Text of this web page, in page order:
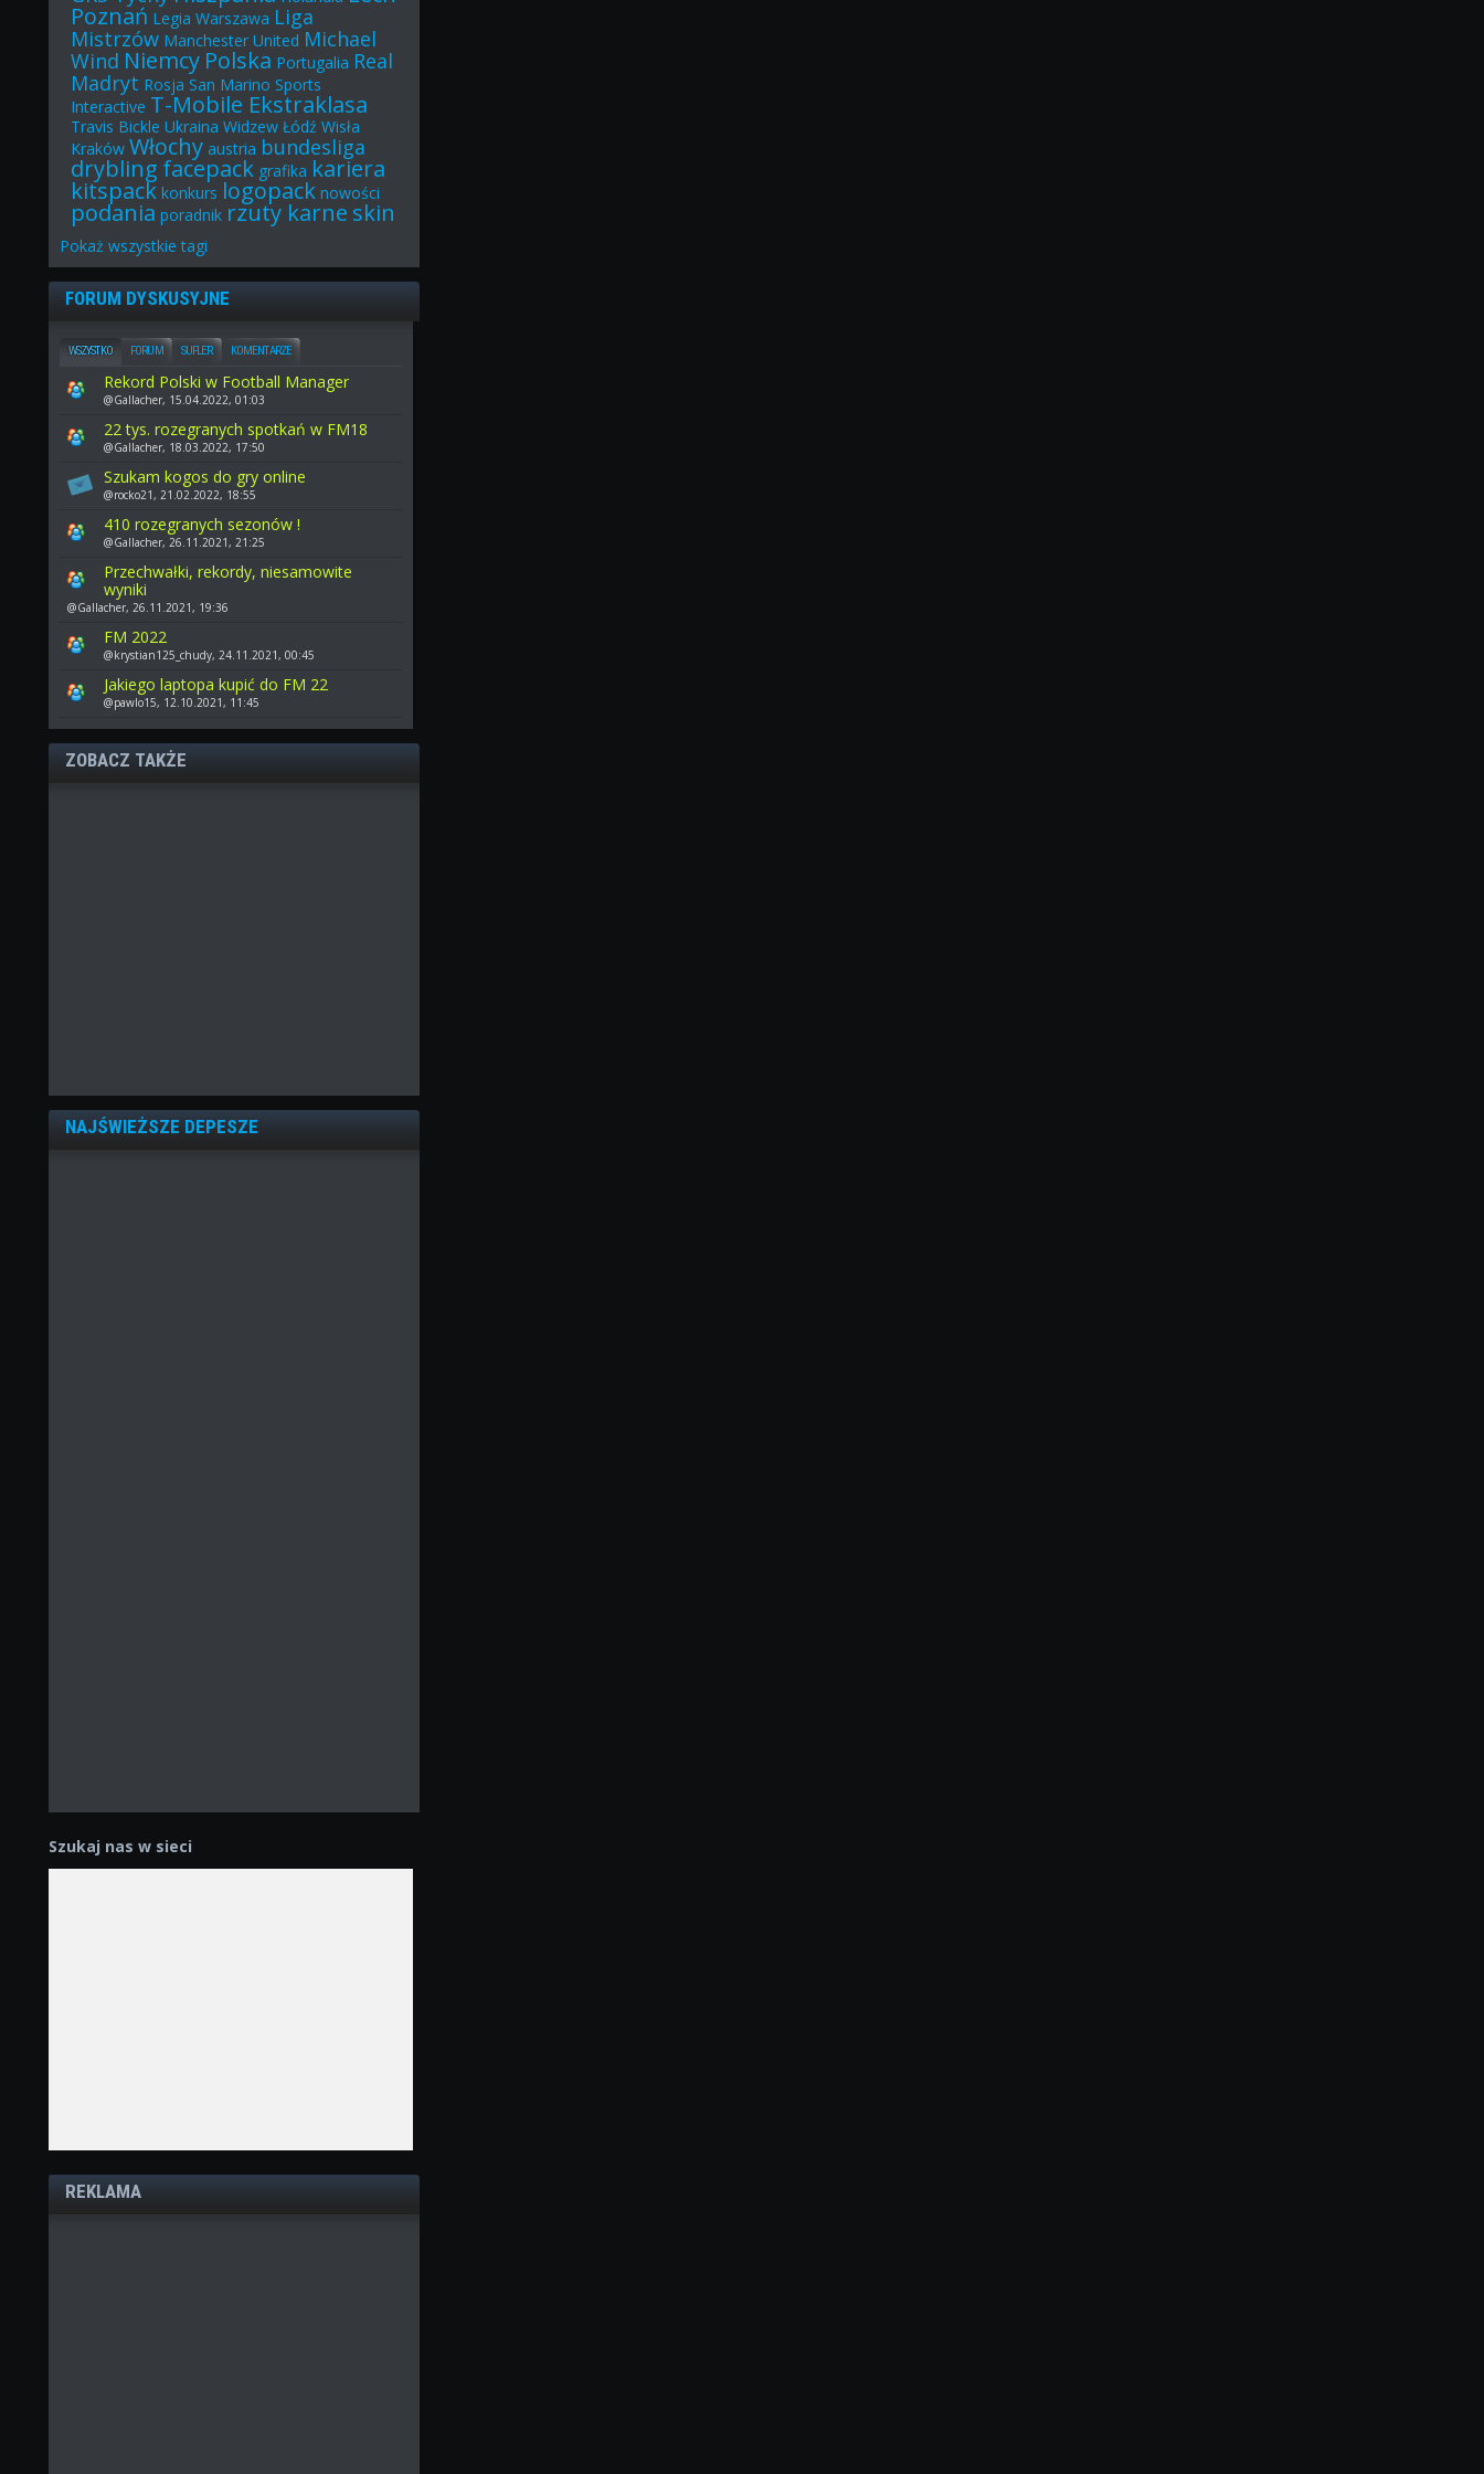
Poznań Legia Warszawa Liga
Mistrzów Manchester United Michael
Wind Niemcy Polska Portugalia Real
Madryt Rosja San Marino Sports
Interactive T-Mobile Ekstraklasa
Travis Bickle Ukraina Widzew Łódź Wisła
Kraków Włochy austria bundesliga
drybling facepack grafika kariera
kitspack konkurs logopack nowości
podania poradnik rzuty karne skin
Pokaż wszystkie tagi
FORUM DYSKUSYJNE
WSZYSTKO FORUM SUFLER KOMENTARZE
Rekord Polski w Football Manager
@Gallacher, 15.04.2022, 01:03
22 tys. rozegranych spotkań w FM18
@Gallacher, 18.03.2022, 17:50
Szukam kogos do gry online
@rocko21, 21.02.2022, 18:55
410 rozegranych sezonów !
@Gallacher, 26.11.2021, 21:25
Przechwałki, rekordy, niesamowite
wyniki
@Gallacher, 26.11.2021, 19:36
FM 2022
@krystian125_chudy, 24.11.2021, 00:45
Jakiego laptopa kupić do FM 22
@pawlo15, 12.10.2021, 11:45
ZOBACZ TAKŻE
NAJŚWIEŻSZE DEPESZE
Szukaj nas w sieci
REKLAMA